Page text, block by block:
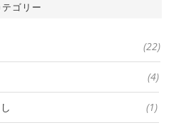
テゴリー
(22)
(4)
(1)